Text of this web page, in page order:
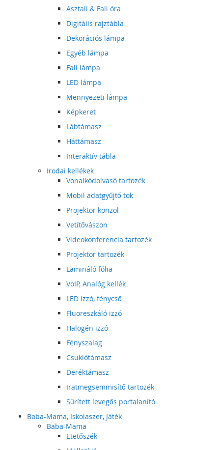
Asztali & Fali óra
Digitális rajztábla
Dekorációs lámpa
Egyéb lámpa
Fali lámpa
LED lámpa
Mennyezeti lámpa
Képkeret
Lábtámasz
Háttámasz
Interaktív tábla
Irodai kellékek
Vonalkódolvasó tartozék
Mobil adatgyűjtő tok
Projektor konzol
Vetítővászon
Videokonferencia tartozék
Projektor tartozék
Lamináló fólia
VoIP, Analóg kellék
LED izzó, fénycső
Fluoreszkáló izzó
Halogén izzó
Fényszalag
Csuklótámasz
Deréktámasz
Iratmegsemmisítő tartozék
Sűrített levegős portalanító
Baba-Mama, Iskolaszer, Játék
Baba-Mama
Etetőszék